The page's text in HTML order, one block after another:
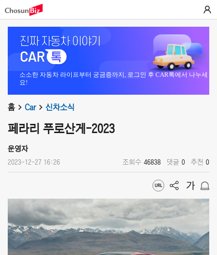
소소한 자동차 라이프부터 궁금증까지, 로그인 후 CAR톡에서 나누세
요!
홈 Car 신차소식
페라리 푸로산게-2023
운영자
2023-12-27 16:26 조회수 46838 댓글 0 추천 0